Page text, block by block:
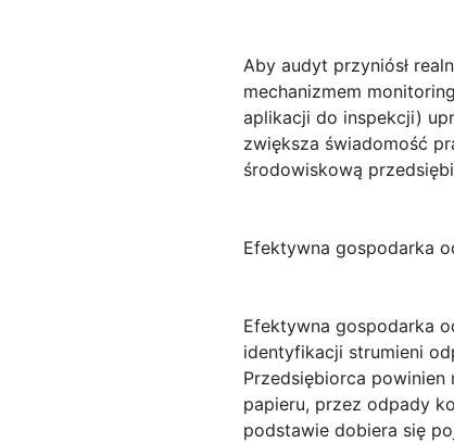
Aby audyt przyniósł
mechanizmem
aplikacji do inspekcji)
zwiększa świadomość
środowiskową
Efektywna gospodarka
Efektywna gospodarka
identyfikacji strumieni
Przedsiębiorca
papieru, przez odpady
podstawie dobiera się